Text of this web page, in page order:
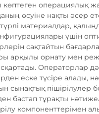
операциялық
өсуіне нақты әсер
материалдар,
үшін
сақтайтын
арқылы орнату мен
Операторлар
еске түсіре алады,
сынақтық пішірілулер
бастап тұрақты
компоненттерімен